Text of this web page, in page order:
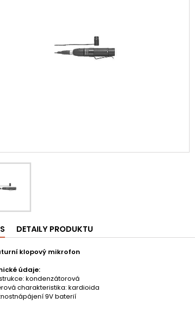
DETAILY PRODUKTU
klopový mikrofon
údaje:
kondenzátorová
charakteristika: kardioida
9V baterií